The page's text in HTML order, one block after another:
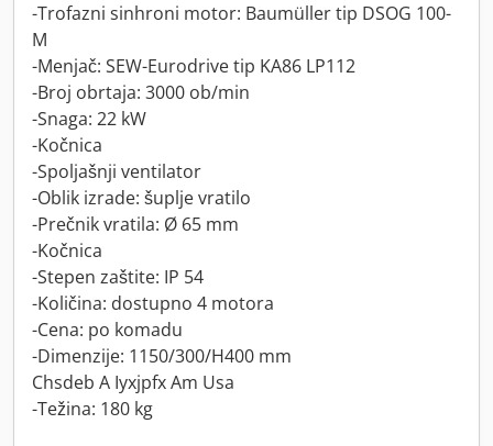
-Trofazni sinhroni motor: Baumüller tip DSOG 100-
M
-Menjač: SEW-Eurodrive tip KA86 LP112
-Broj obrtaja: 3000 ob/min
-Snaga: 22 kW
-Kočnica
-Spoljašnji ventilator
-Oblik izrade: šuplje vratilo
-Prečnik vratila: Ø 65 mm
-Kočnica
-Stepen zaštite: IP 54
-Količina: dostupno 4 motora
-Cena: po komadu
-Dimenzije: 1150/300/H400 mm
Chsdeb A Iyxjpfx Am Usa
-Težina: 180 kg